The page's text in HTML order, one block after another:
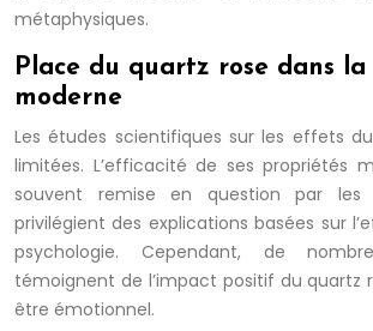
métaphysiques.
Place du quartz rose dans la
moderne
Les études scientifiques sur les effets
limitées. L’efficacité de ses propriétés
souvent remise en question par les
privilégient des explications basées sur
psychologie. Cependant, de
témoignent de l’impact positif du quartz
être émotionnel.